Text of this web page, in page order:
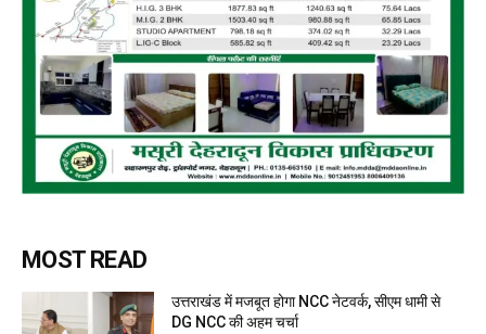
MOST READ
उत्तराखंड में मजबूत होगा NCC नेटवर्क, सीएम धामी से
DG NCC की अहम चर्चा